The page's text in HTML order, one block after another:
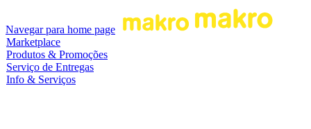
Navegar para home page
Marketplace
Produtos & Promoções
Serviço de Entregas
Info & Serviços